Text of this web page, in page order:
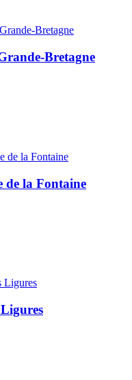
Bretagne
de la Fontaine
Ligures